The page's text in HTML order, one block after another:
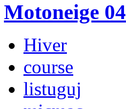
Motoneige 04
Hiver
course
listuguj